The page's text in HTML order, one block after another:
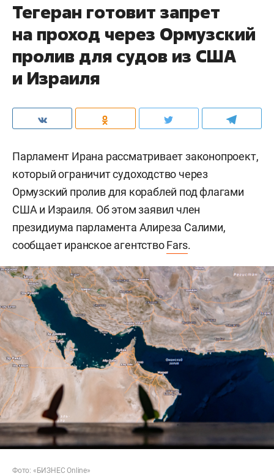
Тегеран готовит запрет
на проход через Ормузский
пролив для судов из США
и Израиля
Парламент Ирана рассматривает законопроект,
который ограничит судоходство через
Ормузский пролив для кораблей под флагами
США и Израиля. Об этом заявил член
президиума парламента Алиреза Салими,
сообщает иранское агентствоFars.
Фото: «БИЗНЕС Online»